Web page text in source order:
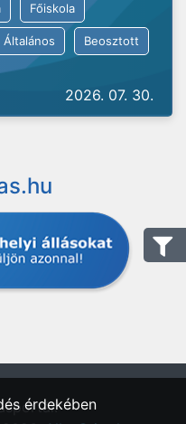
Főiskola
Általános Beosztott
2026. 07. 30.
érdekében